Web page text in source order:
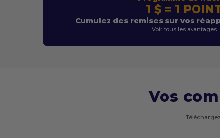
1 $ = 1
Cumulez des remises sur vos
Voir tous les avantages
Vos